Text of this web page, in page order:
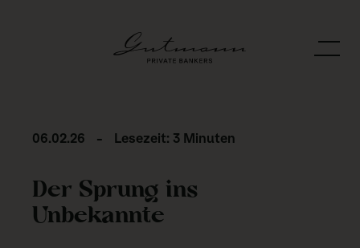
06.02.26 - Lesezeit: 3 Minuten
Der Sprung ins
Unbekannte